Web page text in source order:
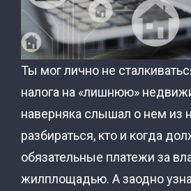
Ты мог лично не
налога на «лишнюю»
наверняка слышал о нем из
разбираться, кто и когда
обязательные платежи за
жилплощадью. А заодно